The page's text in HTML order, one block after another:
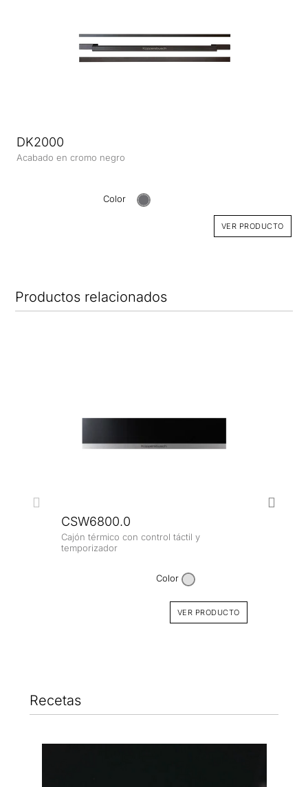
DK2000
Acabado en cromo negro
Color
VER PRODUCTO
Productos relacionados
CSW6800.0
Cajón térmico con control táctil y
temporizador
Color
VER PRODUCTO
Recetas